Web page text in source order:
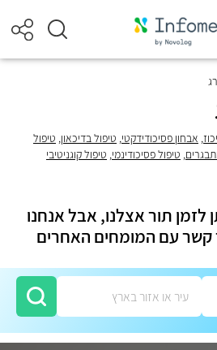
, אבחון פסיכודידקטי, טיפול בדיכאון, טיפול
, טיפול פסיכודינמי, טיפול קוגניטיבי
לזמן תור אצלנו, אבל אנחנו
קשר עם המומחים האחרים